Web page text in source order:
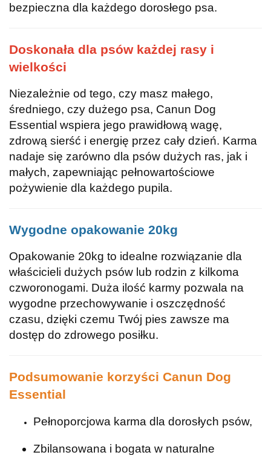
bezpieczna dla każdego dorosłego psa.
Doskonała dla psów każdej rasy i
wielkości
Niezależnie od tego, czy masz małego,
średniego, czy dużego psa, Canun Dog
Essential wspiera jego prawidłową wagę,
zdrową sierść i energię przez cały dzień. Karma
nadaje się zarówno dla psów dużych ras, jak i
małych, zapewniając pełnowartościowe
pożywienie dla każdego pupila.
Wygodne opakowanie 20kg
Opakowanie 20kg to idealne rozwiązanie dla
właścicieli dużych psów lub rodzin z kilkoma
czworonogami. Duża ilość karmy pozwala na
wygodne przechowywanie i oszczędność
czasu, dzięki czemu Twój pies zawsze ma
dostęp do zdrowego posiłku.
Podsumowanie korzyści Canun Dog
Essential
Pełnoporcjowa karma dla dorosłych psów,
Zbilansowana i bogata w naturalne